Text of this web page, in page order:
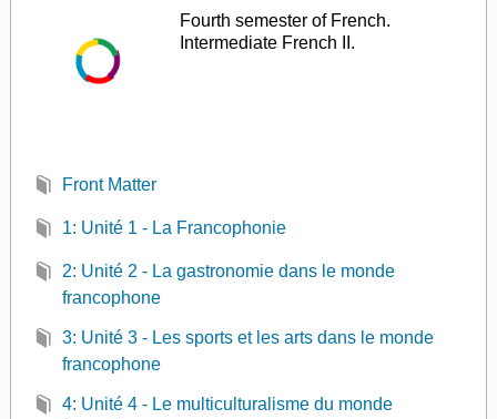
Fourth semester of French.
Intermediate French II.
Front Matter
1: Unité 1 - La Francophonie
2: Unité 2 - La gastronomie dans le monde
francophone
3: Unité 3 - Les sports et les arts dans le monde
francophone
4: Unité 4 - Le multiculturalisme du monde